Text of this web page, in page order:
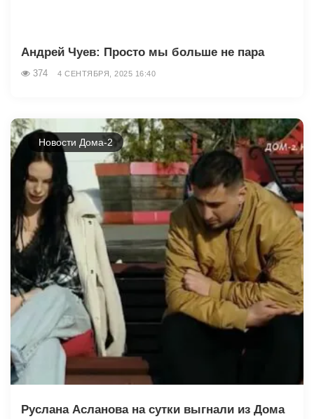
Андрей Чуев: Просто мы больше не пара
374 4 СЕНТЯБРЯ, 2025 16:40
Новости Дома-2
Руслана Асланова на сутки выгнали из Дома